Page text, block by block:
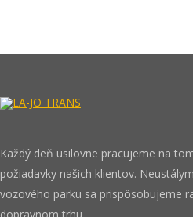
Každý deň usilovne pracujeme na
požiadavky našich klientov.
vozového parku sa prispôsobujeme